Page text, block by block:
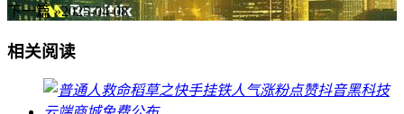
下一篇 »2025-04-08
相关阅读